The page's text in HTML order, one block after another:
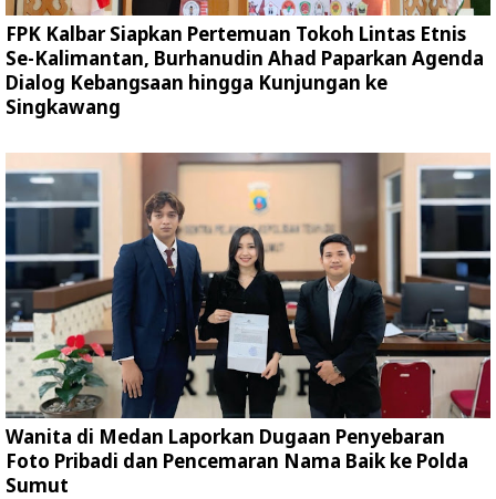
FPK Kalbar Siapkan Pertemuan Tokoh Lintas Etnis
Se-Kalimantan, Burhanudin Ahad Paparkan Agenda
Dialog Kebangsaan hingga Kunjungan ke
Singkawang
Wanita di Medan Laporkan Dugaan Penyebaran
Foto Pribadi dan Pencemaran Nama Baik ke Polda
Sumut